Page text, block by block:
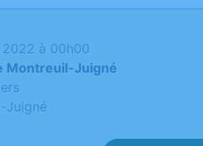
2022 à 00h00
Montreuil-Juigné
Juigné